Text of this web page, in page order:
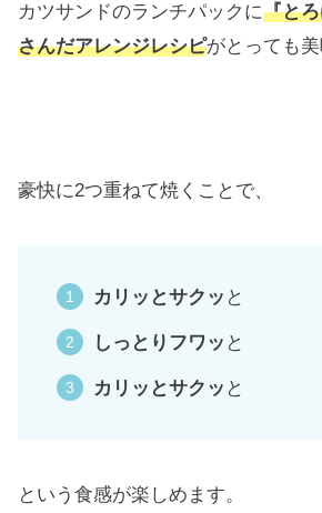
カツサンドのランチパックに『と
さんだアレンジレシピがとっても美
豪快に2つ重ねて焼くことで、
カリッとサクッ と
しっとりフワッ と
カリッとサクッ と
という食感が楽しめます。